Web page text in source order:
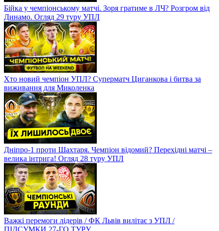
Бійка у чемпіонському матчі. Зоря гратиме в ЛЧ? Розгром від
Динамо. Огляд 29 туру УПЛ
Хто новий чемпіон УПЛ? Суперматч Циганкова і битва за
виживання для Миколенка
Дніпро-1 проти Шахтаря. Чемпіон відомий? Перехідні матчі –
велика інтрига! Огляд 28 туру УПЛ
Важкі перемоги лідерів / ФК Львів вилітає з УПЛ /
ПІДСУМКИ 27-ГО ТУРУ